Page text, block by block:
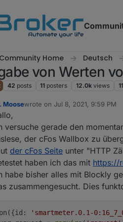
Home Deutsch
von Werten
42 posts 11 posters 12.0k views 11
Moosewrote on Jul 8, 2021, 9:59 PM
last edited by
versuche gerade den
der cFos Wallbox zu
der cFos Seite unter "HTTP
haben ich das mit https://
habe bisher alles mit Blockly
zusammengesucht. Dies
on({id: 'smartmeter.0.1-